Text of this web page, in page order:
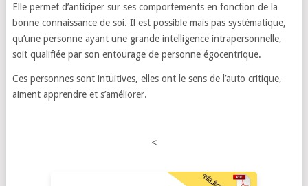
Elle permet d’anticiper sur ses comportements en fonction de la
bonne connaissance de soi. Il est possible mais pas systématique,
qu’une personne ayant une grande intelligence intrapersonnelle,
soit qualifiée par son entourage de personne égocentrique.
Ces personnes sont intuitives, elles ont le sens de l’auto critique,
aiment apprendre et s’améliorer.
<